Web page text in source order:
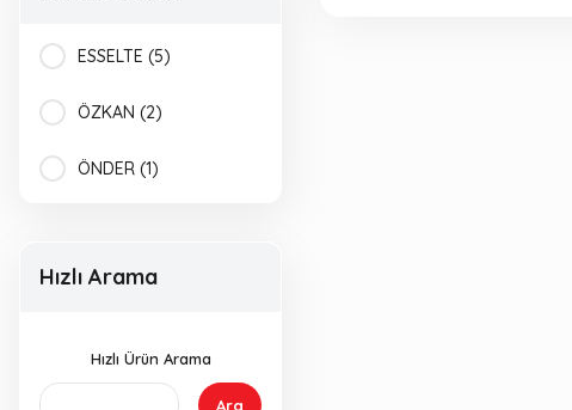
ESSELTE (5)
ÖZKAN (2)
ÖNDER (1)
Hızlı Arama
Hızlı Ürün Arama
Ara